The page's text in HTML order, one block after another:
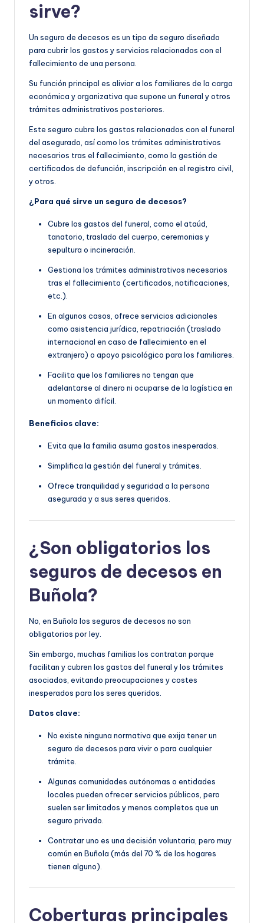
sirve?
Un seguro de decesos es un tipo de seguro diseñado
para cubrir los gastos y servicios relacionados con el
fallecimiento de una persona.
Su función principal es aliviar a los familiares de la carga
económica y organizativa que supone un funeral y otros
trámites administrativos posteriores.
Este seguro cubre los gastos relacionados con el funeral
del asegurado, así como los trámites administrativos
necesarios tras el fallecimiento, como la gestión de
certificados de defunción, inscripción en el registro civil,
y otros.
¿Para qué sirve un seguro de decesos?
Cubre los gastos del funeral, como el ataúd,
tanatorio, traslado del cuerpo, ceremonias y
sepultura o incineración.
Gestiona los trámites administrativos necesarios
tras el fallecimiento (certificados, notificaciones,
etc.).
En algunos casos, ofrece servicios adicionales
como asistencia jurídica, repatriación (traslado
internacional en caso de fallecimiento en el
extranjero) o apoyo psicológico para los familiares.
Facilita que los familiares no tengan que
adelantarse al dinero ni ocuparse de la logística en
un momento difícil.
Beneficios clave:
Evita que la familia asuma gastos inesperados.
Simplifica la gestión del funeral y trámites.
Ofrece tranquilidad y seguridad a la persona
asegurada y a sus seres queridos.
¿Son obligatorios los
seguros de decesos en
Buñola?
No, en Buñola los seguros de decesos no son
obligatorios por ley.
Sin embargo, muchas familias los contratan porque
facilitan y cubren los gastos del funeral y los trámites
asociados, evitando preocupaciones y costes
inesperados para los seres queridos.
Datos clave:
No existe ninguna normativa que exija tener un
seguro de decesos para vivir o para cualquier
trámite.
Algunas comunidades autónomas o entidades
locales pueden ofrecer servicios públicos, pero
suelen ser limitados y menos completos que un
seguro privado.
Contratar uno es una decisión voluntaria, pero muy
común en Buñola (más del 70 % de los hogares
tienen alguno).
Coberturas principales